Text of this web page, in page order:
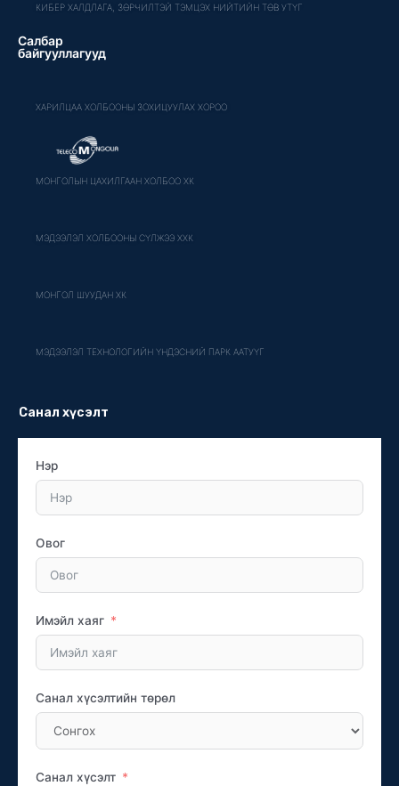
КИБЕР ХАЛДЛАГА, ЗӨРЧИЛТЭЙ ТЭМЦЭХ НИЙТИЙН ТӨВ УТҮГ
Салбар
байгууллагууд
ХАРИЛЦАА ХОЛБООНЫ ЗОХИЦУУЛАХ ХОРОО
МОНГОЛЫН ЦАХИЛГААН ХОЛБОО ХК
МЭДЭЭЛЭЛ ХОЛБООНЫ СҮЛЖЭЭ ХХК
МОНГОЛ ШУУДАН ХК
МЭДЭЭЛЭЛ ТЕХНОЛОГИЙН ҮНДЭСНИЙ ПАРК ААТУҮГ
Санал хүсэлт
Нэр
Овог
Имэйл хаяг
Санал хүсэлтийн төрөл
Санал хүсэлт